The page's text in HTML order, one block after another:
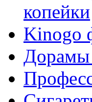
копейки
Kinogo
Дорамы